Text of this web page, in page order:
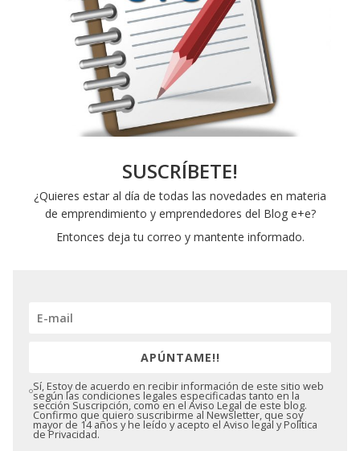
SUSCRÍBETE!
¿Quieres estar al día de todas las novedades en materia
de emprendimiento y emprendedores del Blog e+e?
Entonces deja tu correo y mantente informado.
APÚNTAME!!
Sí, Estoy de acuerdo en recibir información de este sitio web
según las condiciones legales especificadas tanto en la
sección Suscripción, como en el Aviso Legal de este blog.
Confirmo que quiero suscribirme al Newsletter, que soy
mayor de 14 años y he leído y acepto el Aviso legal y Política
de Privacidad.